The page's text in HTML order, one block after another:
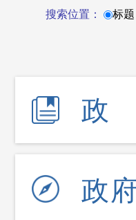
搜索位置： 标题
政